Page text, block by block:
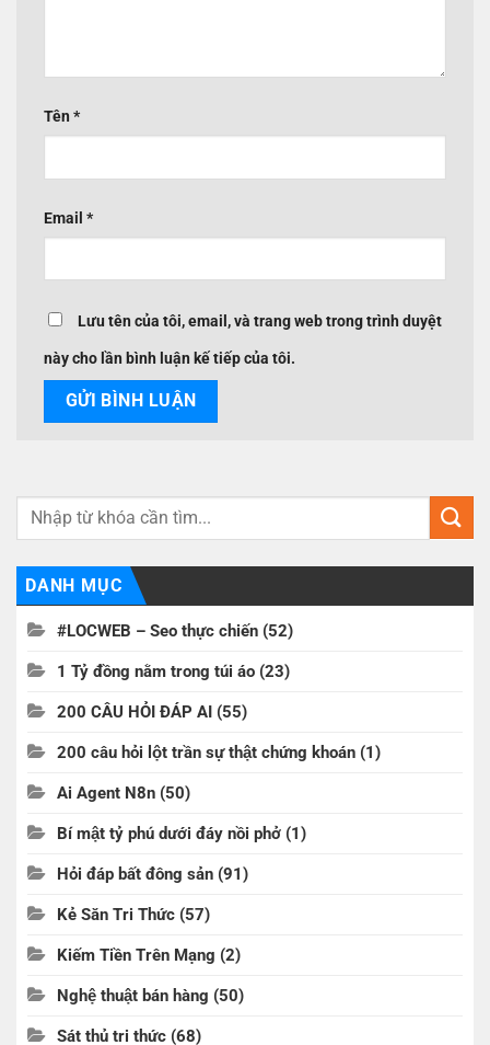
Tên *
Email *
Lưu tên của tôi, email, và trang web trong trình duyệt
này cho lần bình luận kế tiếp của tôi.
DANH MỤC
#LOCWEB – Seo thực chiến (52)
1 Tỷ đồng nằm trong túi áo (23)
200 CÂU HỎI ĐÁP AI (55)
200 câu hỏi lột trần sự thật chứng khoán (1)
Ai Agent N8n (50)
Bí mật tỷ phú dưới đáy nồi phở (1)
Hỏi đáp bất đông sản (91)
Kẻ Săn Tri Thức (57)
Kiếm Tiền Trên Mạng (2)
Nghệ thuật bán hàng (50)
Sát thủ tri thức (68)